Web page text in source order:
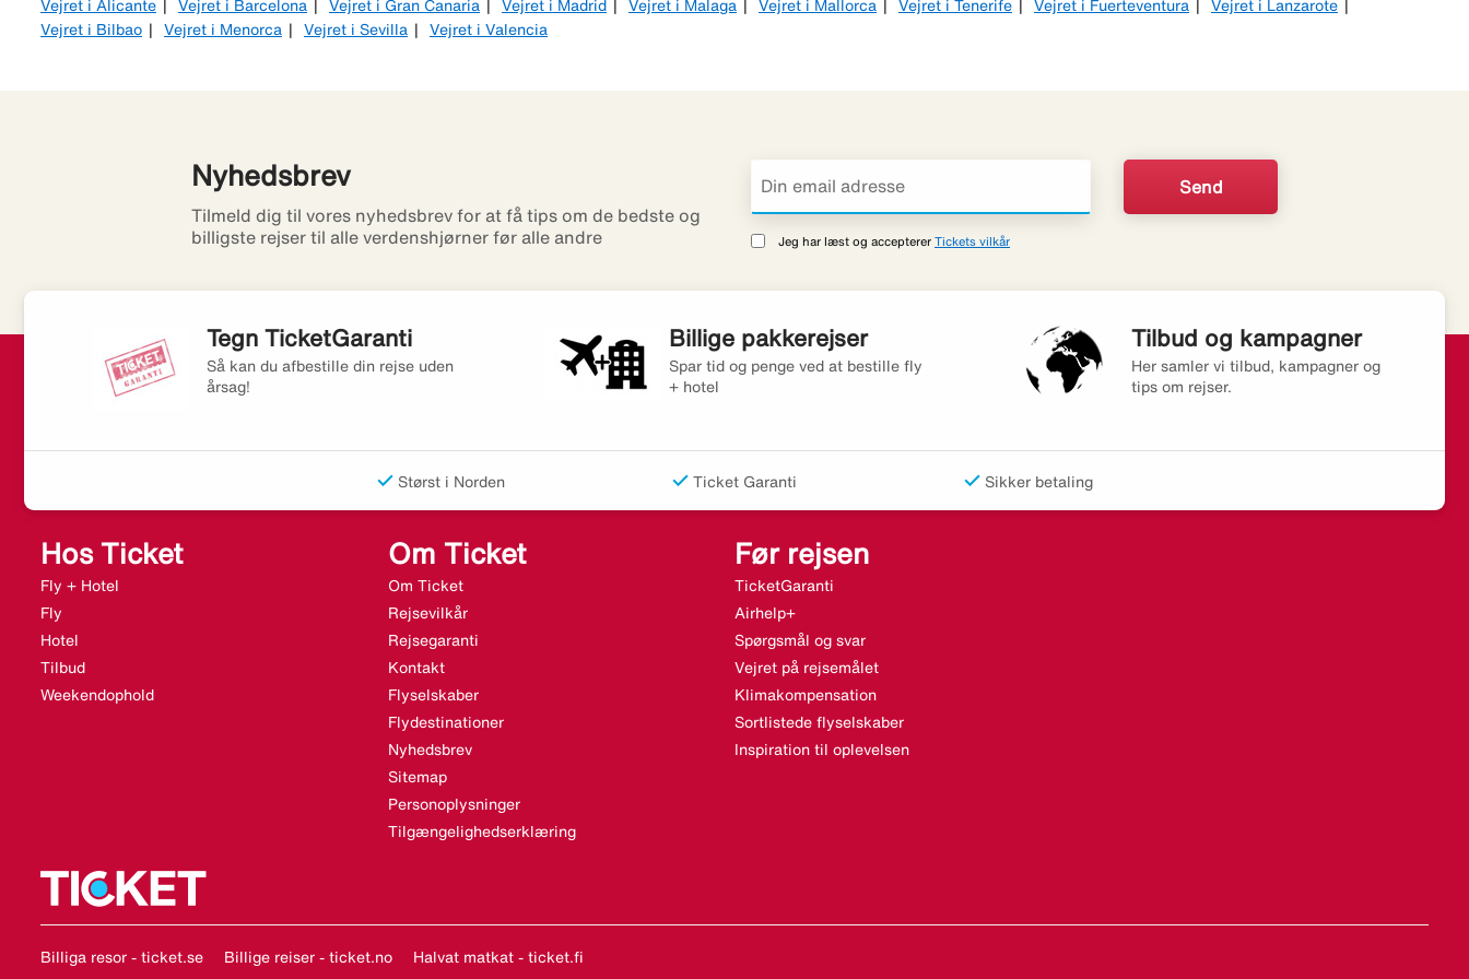
Vejret i Alicante Vejret i Barcelona Vejret i Gran Canaria Vejret i Madrid Vejret i Malaga Vejret i Mallorca Vejret i Tenerife Vejret i Fuerteventura
Vejret i Lanzarote
Vejret i Bilbao
Vejret i Menorca Vejret i Sevilla Vejret i Valencia
Nyhedsbrev
Tilmeld dig til vores nyhedsbrev for at få tips om de bedste og
billigste rejser til alle verdenshjørner før alle andre
Jeg har læst og accepterer Tickets vilkår
Tegn TicketGaranti
Så kan du afbestille din rejse uden
årsag!
Billige pakkerejser
Spar tid og penge ved at bestille fly
+ hotel
Tilbud og kampagner
Her samler vi tilbud, kampagner og
tips om rejser.
Størst i Norden Ticket Garanti Sikker betaling
Hos Ticket
Fly + Hotel
Fly
Hotel
Tilbud
Weekendophold
Om Ticket
Om Ticket
Rejsevilkår
Rejsegaranti
Kontakt
Flyselskaber
Flydestinationer
Nyhedsbrev
Sitemap
Personoplysninger
Tilgængelighedserklæring
Før rejsen
TicketGaranti
Airhelp+
Spørgsmål og svar
Vejret på rejsemålet
Klimakompensation
Sortlistede flyselskaber
Inspiration til oplevelsen
Billiga resor - ticket.se Billige reiser - ticket.no Halvat matkat - ticket.fi